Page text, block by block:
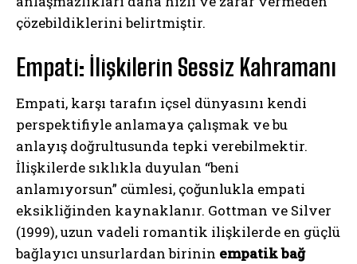
çözebildiklerini belirtmiştir.
Empati: İlişkilerin Sessiz Kahramanı
Empati, karşı tarafın içsel dünyasını kendi
perspektifiyle anlamaya çalışmak ve bu
anlayış doğrultusunda tepki verebilmektir.
İlişkilerde sıklıkla duyulan “beni
anlamıyorsun” cümlesi, çoğunlukla empati
eksikliğinden kaynaklanır. Gottman ve Silver
(1999), uzun vadeli romantik ilişkilerde en güçlü
bağlayıcı unsurlardan birinin empatik bağ